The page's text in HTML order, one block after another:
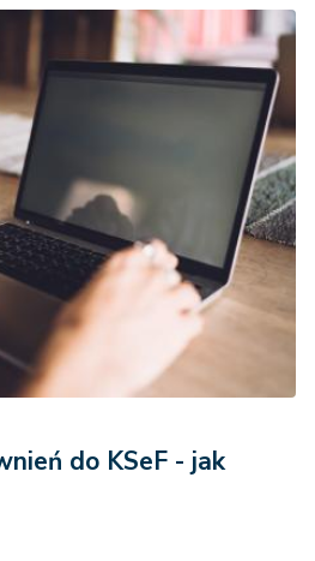
do KSeF - jak